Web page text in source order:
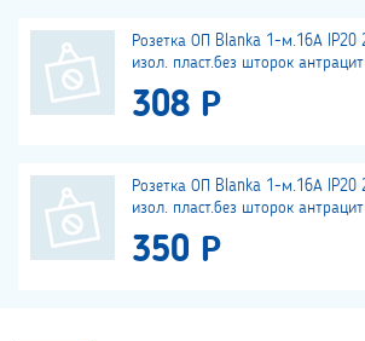
Розетка ОП Blanka 1-м.16А IP20
изол. пласт.без шторок антрацит
308 Р
Розетка ОП Blanka 1-м.16А IP20
изол. пласт.без шторок антрацит
350 Р